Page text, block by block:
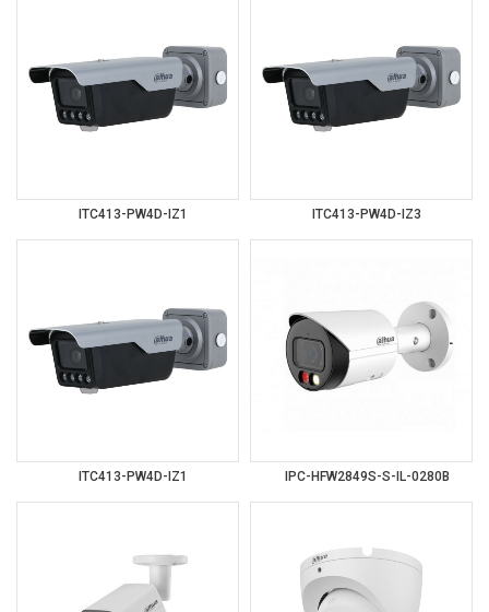
ITC413-PW4D-IZ1 ITC413-PW4D-IZ3
ITC413-PW4D-IZ1 IPC-HFW2849S-S-IL-0280B